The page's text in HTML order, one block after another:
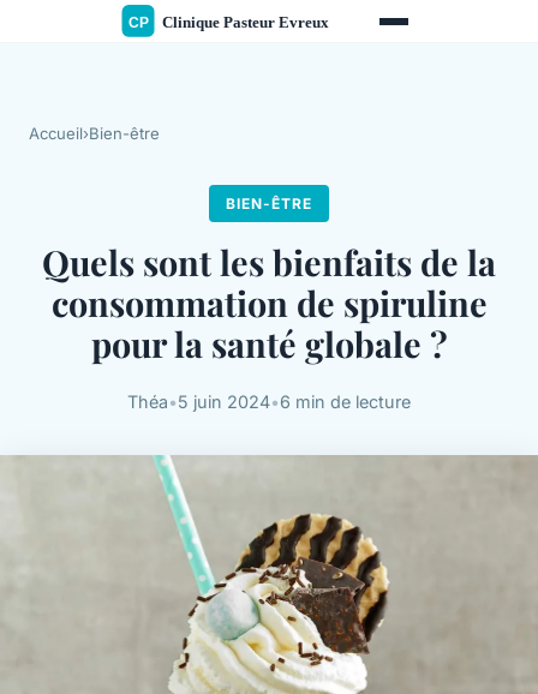
Accueil›Bien-être
BIEN-ÊTRE
Quels sont les bienfaits de la
consommation de spiruline
pour la santé globale ?
Théa•5 juin 2024•6 min de lecture